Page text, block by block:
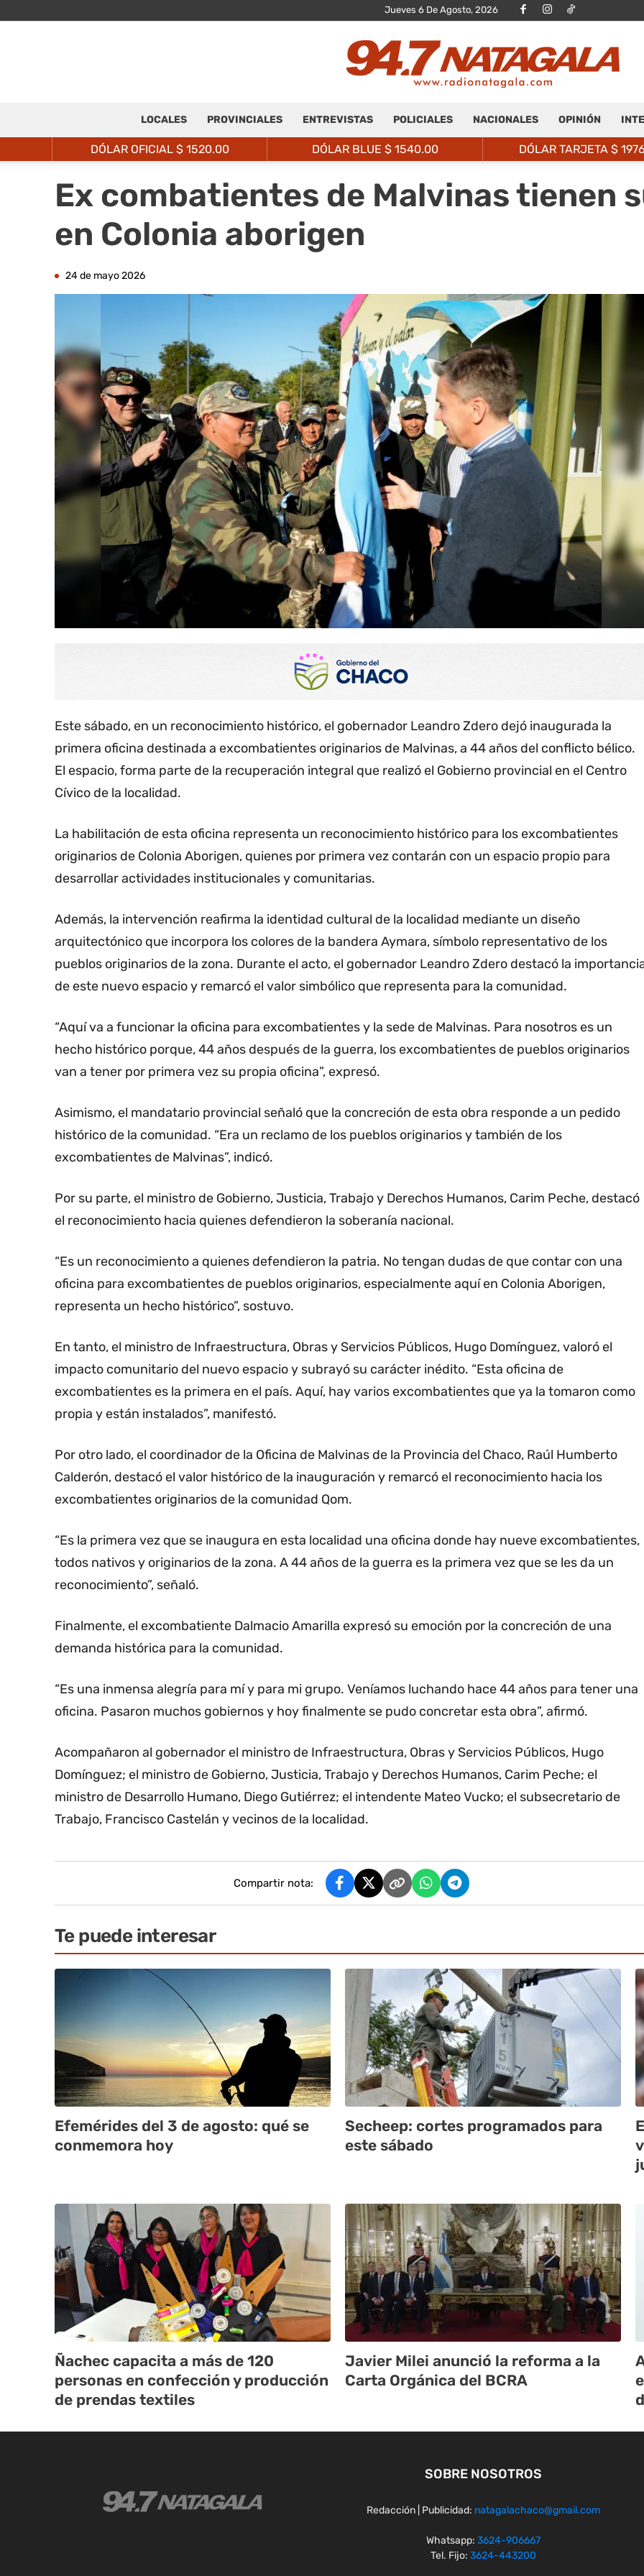
Jueves 6 De Agosto, 2026
LOCALES PROVINCIALES ENTREVISTAS POLICIALES NACIONALES OPINIÓN
DÓLAR OFICIAL $ 1520.00 DÓLAR BLUE $ 1540.00 DÓLAR TARJETA $
Ex combatientes de Malvinas tienen
en Colonia aborigen
24 de mayo 2026
Este sábado, en un reconocimiento histórico, el gobernador Leandro Zdero dejó inaugurada la
primera oficina destinada a excombatientes originarios de Malvinas, a 44 años del conflicto bélico.
El espacio, forma parte de la recuperación integral que realizó el Gobierno provincial en el Centro
Cívico de la localidad.
La habilitación de esta oficina representa un reconocimiento histórico para los excombatientes
originarios de Colonia Aborigen, quienes por primera vez contarán con un espacio propio para
desarrollar actividades institucionales y comunitarias.
Además, la intervención reafirma la identidad cultural de la localidad mediante un diseño
arquitectónico que incorpora los colores de la bandera Aymara, símbolo representativo de los
pueblos originarios de la zona. Durante el acto, el gobernador Leandro Zdero destacó la
de este nuevo espacio y remarcó el valor simbólico que representa para la comunidad.
“Aquí va a funcionar la oficina para excombatientes y la sede de Malvinas. Para nosotros es un
hecho histórico porque, 44 años después de la guerra, los excombatientes de pueblos originarios
van a tener por primera vez su propia oficina”, expresó.
Asimismo, el mandatario provincial señaló que la concreción de esta obra responde a un pedido
histórico de la comunidad. “Era un reclamo de los pueblos originarios y también de los
excombatientes de Malvinas”, indicó.
Por su parte, el ministro de Gobierno, Justicia, Trabajo y Derechos Humanos, Carim Peche, destacó
el reconocimiento hacia quienes defendieron la soberanía nacional.
“Es un reconocimiento a quienes defendieron la patria. No tengan dudas de que contar con una
oficina para excombatientes de pueblos originarios, especialmente aquí en Colonia Aborigen,
representa un hecho histórico”, sostuvo.
En tanto, el ministro de Infraestructura, Obras y Servicios Públicos, Hugo Domínguez, valoró el
impacto comunitario del nuevo espacio y subrayó su carácter inédito. “Esta oficina de
excombatientes es la primera en el país. Aquí, hay varios excombatientes que ya la tomaron como
propia y están instalados”, manifestó.
Por otro lado, el coordinador de la Oficina de Malvinas de la Provincia del Chaco, Raúl Humberto
Calderón, destacó el valor histórico de la inauguración y remarcó el reconocimiento hacia los
excombatientes originarios de la comunidad Qom.
“Es la primera vez que se inaugura en esta localidad una oficina donde hay nueve excombatientes,
todos nativos y originarios de la zona. A 44 años de la guerra es la primera vez que se les da un
reconocimiento”, señaló.
Finalmente, el excombatiente Dalmacio Amarilla expresó su emoción por la concreción de una
demanda histórica para la comunidad.
“Es una inmensa alegría para mí y para mi grupo. Veníamos luchando hace 44 años para tener una
oficina. Pasaron muchos gobiernos y hoy finalmente se pudo concretar esta obra”, afirmó.
Acompañaron al gobernador el ministro de Infraestructura, Obras y Servicios Públicos, Hugo
Domínguez; el ministro de Gobierno, Justicia, Trabajo y Derechos Humanos, Carim Peche; el
ministro de Desarrollo Humano, Diego Gutiérrez; el intendente Mateo Vucko; el subsecretario de
Trabajo, Francisco Castelán y vecinos de la localidad.
Compartir nota:
Te puede interesar
Efemérides del 3 de agosto: qué se
conmemora hoy
Secheep: cortes programados para
este sábado
Ñachec capacita a más de 120
personas en confección y producción
de prendas textiles
Javier Milei anunció la reforma a la
Carta Orgánica del BCRA
SOBRE NOSOTROS
Redacción | Publicidad: natagalachaco@gmail.com
Whatsapp: 3624-906667
Tel. Fijo: 3624-443200